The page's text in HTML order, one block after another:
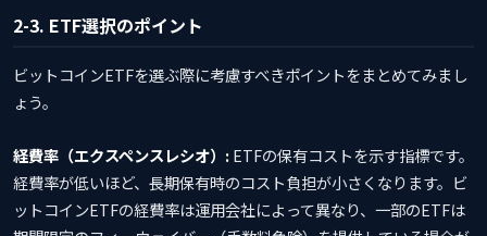
2-3. ETF選択のポイント
ビットコインETFを選ぶ際に考慮すべきポイントをまとめてみまし
ょう。
経費率（エクスペンスレシオ）:ETFの保有コストを示す指標です。
経費率が低いほど、長期保有時のコスト負担が小さくなります。ビ
ットコインETFの経費率は運用会社によって異なり、一部のETFは